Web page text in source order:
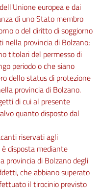
europea e dai
di uno Stato membro
o del diritto di soggiorno
nella provincia di Bolzano;
titolari del permesso di
periodo o che siano
dello status di protezione
provincia di Bolzano.
di cui al presente
quanto disposto dal
riservati agli
disposta mediante
provincia di Bolzano degli
che abbiano superato
il tirocinio previsto